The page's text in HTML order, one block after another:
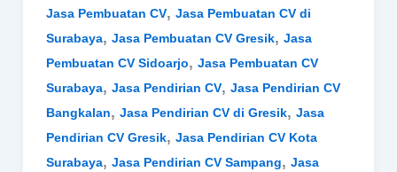
Jasa Pembuatan CV, Jasa Pembuatan CV di
Surabaya, Jasa Pembuatan CV Gresik, Jasa
Pembuatan CV Sidoarjo, Jasa Pembuatan CV
Surabaya, Jasa Pendirian CV, Jasa Pendirian CV
Bangkalan, Jasa Pendirian CV di Gresik, Jasa
Pendirian CV Gresik, Jasa Pendirian CV Kota
Surabaya, Jasa Pendirian CV Sampang, Jasa